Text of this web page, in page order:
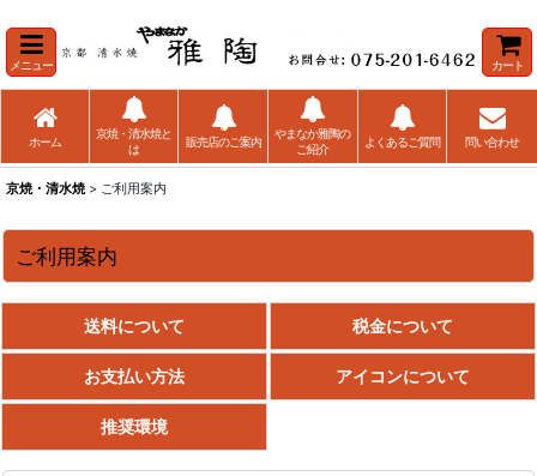
京焼・清水焼> ご利用案内
メニュー カート
ホーム
京焼・清水焼と
は
販売店のご案内
やまなか雅陶の
ご紹介
よくあるご質問 問い合わせ
ご利用案内
送料について 税金について
お支払い方法 アイコンについて
推奨環境